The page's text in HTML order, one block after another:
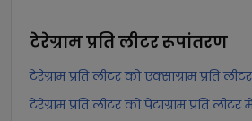
टेरेग्राम प्रति लीटररूपांतरण
टेरेग्राम प्रति लीटर को एक्साग्राम प्रति
टेरेग्राम प्रति लीटर को पेटाग्राम प्रति